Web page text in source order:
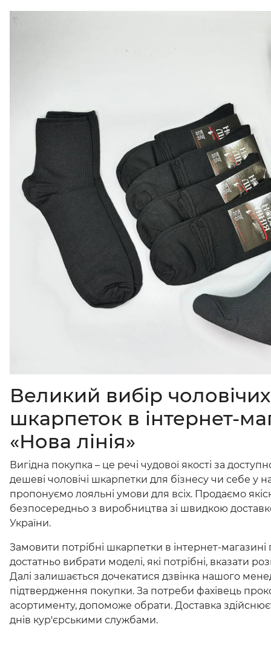
Великий вибір чоловічих
шкарпеток в інтернет-
«Нова лінія»
Вигідна покупка – це речі чудової якості за
дешеві чоловічі шкарпетки для бізнесу чи себе у
пропонуємо лояльні умови для всіх. Продаємо
безпосередньо з виробництва зі швидкою
України.
Замовити потрібні шкарпетки в інтернет-магазині
достатньо вибрати моделі, які потрібні, вказати
Далі залишається дочекатися дзвінка нашого
підтвердження покупки. За потреби фахівець
асортименту, допоможе обрати. Доставка
днів кур'єрськими службами.